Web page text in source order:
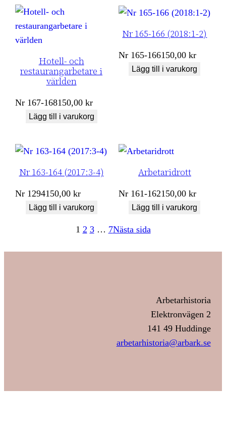
Hotell- och
restaurangarbetare i
världen
Nr 167-168150,00kr
Lägg till i varukorg
Nr 165-166 (2018:1-2)
Nr 165-166150,00kr
Lägg till i varukorg
Nr 163-164 (2017:3-4)
Nr 1294150,00kr
Lägg till i varukorg
Arbetaridrott
Nr 161-162150,00kr
Lägg till i varukorg
1 2 3 … 7Nästa sida
Arbetarhistoria
Elektronvägen 2
141 49 Huddinge
arbetarhistoria@arbark.se